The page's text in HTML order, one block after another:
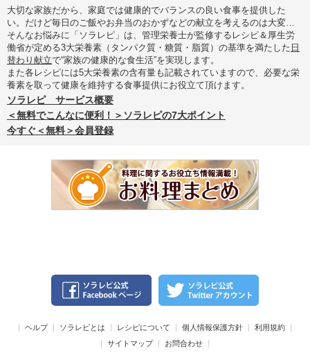
大切な家族だから、家庭では健康的でバランスの良い食事を提供した
い。だけど毎日のご飯やお弁当のおかずなどの献立を考えるのは大変…
そんなお悩みに「ソラレピ」は、管理栄養士が監修するレシピ＆厚生労
働省が定める3大栄養素（タンパク質・糖質・脂質）の基準を満たした 日
替わり献立で“家族の健康的な食生活”を実現します。
また各レシピには5大栄養素の含有量も記載されていますので、必要な栄
養素を取って健康を維持する食事提供にお役立て頂けます。
ソラレピ サービス概要
＜無料でこんなに便利！＞ソラレピの7大ポイント
今すぐ＜無料＞会員登録
ヘルプ ソラレピとは レシピについて 個人情報保護方針
利用規約
サイトマップ
お問合わせ